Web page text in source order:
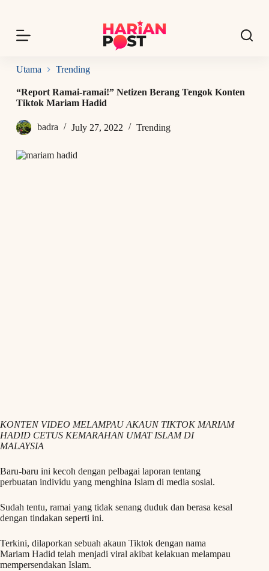
p
o
n
n
Utama Trending
“Report Ramai-ramai!” Netizen Berang Tengok Konten
Tiktok Mariam Hadid
badra July 27, 2022 Trending
KONTEN VIDEO MELAMPAU AKAUN TIKTOK MARIAM
HADID CETUS KEMARAHAN UMAT ISLAM DI
MALAYSIA
Baru-baru ini kecoh dengan pelbagai laporan tentang
perbuatan individu yang menghina Islam di media sosial.
Sudah tentu, ramai yang tidak senang duduk dan berasa kesal
dengan tindakan seperti ini.
Terkini, dilaporkan sebuah akaun Tiktok dengan nama
Mariam Hadid telah menjadi viral akibat kelakuan melampau
mempersendakan Islam.